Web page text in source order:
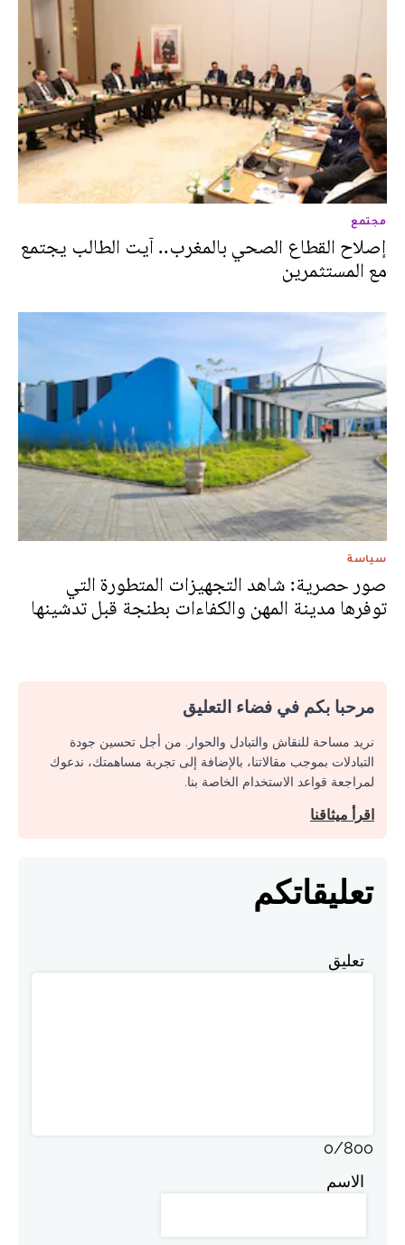
مجتمع
إصلاح القطاع الصحي بالمغرب.. آيت الطالب يجتمع
مع المستثمرين
سياسة
صور حصرية: شاهد التجهيزات المتطورة التي
توفرها مدينة المهن والكفاءات بطنجة قبل تدشينها
مرحبا بكم في فضاء التعليق
نريد مساحة للنقاش والتبادل والحوار. من أجل تحسين جودة
التبادلات بموجب مقالاتنا، بالإضافة إلى تجربة مساهمتك، ندعوك
لمراجعة قواعد الاستخدام الخاصة بنا.
اقرأ ميثاقنا
تعليقاتكم
تعليق
0/800
الاسم